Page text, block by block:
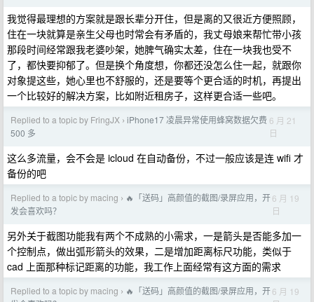
我觉得最理想的方案就是跟长辈分开住，但是离的又很近方便照顾，
住在一块就算是亲生父母也时常会有矛盾的，我丈母娘来帮忙带小孩
那段时间经常跟我老婆吵架，她脾气确实太差，住在一块我也受不
了，都快要抑郁了。但是换个角度想，你都还没怎么住一起，就跟你
对象提这些，她心里也不舒服的，还是要等个更合适的时机，再提出
一个比较好的解决方案，比如附近租房子，这样更合适一些吧。
Replied to a topic by FringJX › iPhone17 凌晨异常使用蜂窝数据欠费
500 多
6 月 21
日
这么多流量，会不会是 icloud 在自动备份，不过一般应该是连 wifi 才
备份的吧
Replied to a topic by macing › 🔥「送码」高颜值的截图/录屏应用，开
发会喜欢吗？
6 月 19
日
另外关于截图功能我有两个不成熟的小需求，一是箭头是否能多加一
个控制点，做出弧形箭头的效果，二是增加距离标尺功能，类似于
cad 上面那种标记距离的功能，我工作上面经常有这方面的需求
Replied to a topic by macing › 🔥「送码」高颜值的截图/录屏应用，开6 月 19